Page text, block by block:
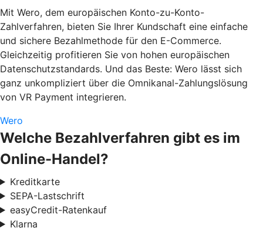
Mit Wero, dem europäischen Konto-zu-Konto-
Zahlverfahren, bieten Sie Ihrer Kundschaft eine einfache
und sichere Bezahlmethode für den E-Commerce.
Gleichzeitig profitieren Sie von hohen europäischen
Datenschutzstandards. Und das Beste: Wero lässt sich
ganz unkompliziert über die Omnikanal-Zahlungslösung
von VR Payment integrieren.
Wero
Welche Bezahlverfahren gibt es im
Online-Handel?
Kreditkarte
SEPA-Lastschrift
easyCredit-Ratenkauf
Klarna